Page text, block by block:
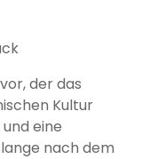
der das
Kultur
eine
nach dem